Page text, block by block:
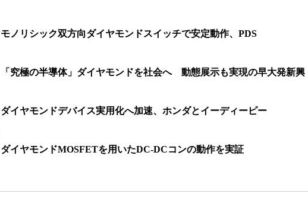
モノリシック双方向ダイヤモンドスイッチで安定動作、PDS
「究極の半導体」ダイヤモンドを社会へ 動態展示も実現の早大発新興
ダイヤモンドデバイス実用化へ加速、ホンダとイーディーピー
ダイヤモンドMOSFETを用いたDC-DCコンの動作を実証